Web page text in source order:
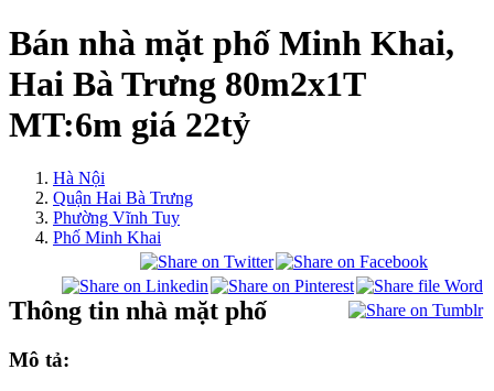
Bán nhà mặt phố Minh Khai,
Hai Bà Trưng 80m2x1T
MT:6m giá 22tỷ
Hà Nội
Quận Hai Bà Trưng
Phường Vĩnh Tuy
Phố Minh Khai
Thông tin nhà mặt phố
Mô tả: